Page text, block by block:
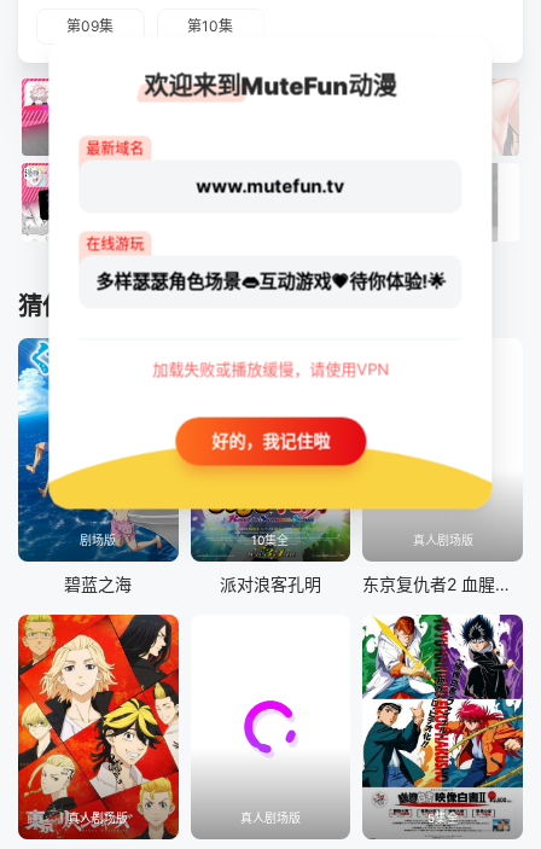
第09集 第10集
猜你喜欢
剧场版
碧蓝之海
10集全
派对浪客孔明
真人剧场版
东京复仇者2 血腥万圣节篇-决战-
真人剧场版 真人剧场版 5集全
欢迎来到MuteFun动漫
最新域名
www.mutefun.tv
在线游玩
多样瑟瑟角色场景👄互动游戏💗待你体验!🌟
加载失败或播放缓慢，请使用VPN
好的，我记住啦